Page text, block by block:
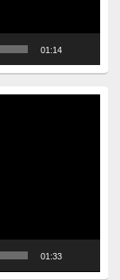
01:14
01:33